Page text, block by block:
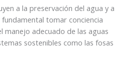
a la preservación del agua y a
tomar conciencia
manejo adecuado de las aguas
sostenibles como las fosas